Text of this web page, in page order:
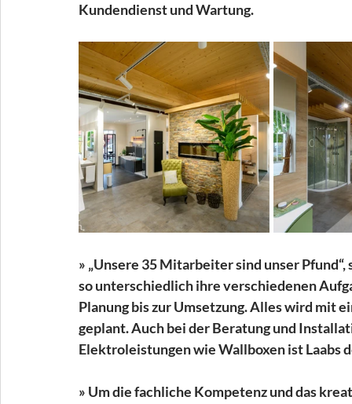
Kundendienst und Wartung.
» „Unsere 35 Mitarbeiter sind unser
so unterschiedlich ihre verschiedenen
Planung bis zur Umsetzung. Alles wird
geplant. Auch bei der Beratung und
Elektroleistungen wie Wallboxen ist
» Um die fachliche Kompetenz und das